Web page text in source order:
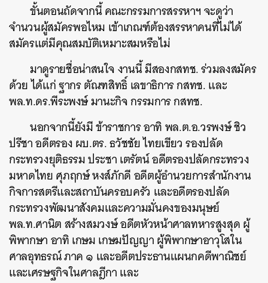
ขั้นตอนถัดจากนี้ คณะกรรมการสรรหาฯ จะดูว่า
จำนวนผู้สมัครพอไหม เข้าเกณฑ์ต้องสรรหาคนที่ไม่ได้
สมัครแต่มีคุณสมบัติเหมาะสมหรือไม่
มาดูรายชื่อน่าสนใจ งานนี้ มีสองกสทช. ร่วมลงสมัคร
ด้วย ได้แก่ ฐากร ตัณฑสิทธิ์ เลขาธิการ กสทช. และ
พล.ท.ดร.พีระพงษ์ มานะกิจ กรรมการ กสทช.
นอกจากนี้ยังมี ข้าราชการ อาทิ พล.ต.อ.วรพงษ์ ชิว
ปรีชา อดีตรอง ผบ.ตร. ธวัชชัย ไทยเขียว รองปลัด
กระทรวงยุติธรรม ประชา เตรัตน์ อดีตรองปลัดกระทรวง
มหาดไทย ศุภฤกษ์ หงส์ภักดี อดีตผู้อำนวยการสำนักงาน
กิจการสตรีและสถาบันครอบครัว และอดีตรองปลัด
กระทรวงพัฒนาสังคมและความมั่นคงของมนุษย์
พล.ท.ศานิต สร้างสมวงษ์ อดีตหัวหน้าศาลทหารสูงสุด ผู้
พิพากษา อาทิ เกษม เกษมปัญญา ผู้พิพากษาอาวุโสใน
ศาลอุทธรณ์ ภาค ๑ และอดีตประธานแผนกคดีพาณิชย์
และเศรษฐกิจในศาลฎีกา และ